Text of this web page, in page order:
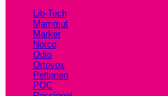
Lib-Tech
Mammut
Marker
Norco
Odlo
Ortovox
Peltonen
POC